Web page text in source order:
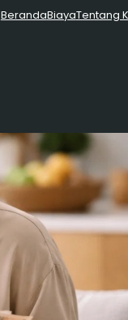
BerandaBiayaTentang